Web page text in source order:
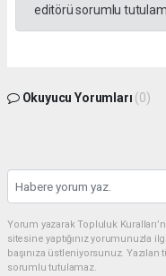
editörü sorumlu
Okuyucu Yorumları (0)
Yorum yazarak Topluluk
sitesine yaptığınız yorumunuzla
başınıza üstleniyorsunuz.
sorumlu tutulamaz.